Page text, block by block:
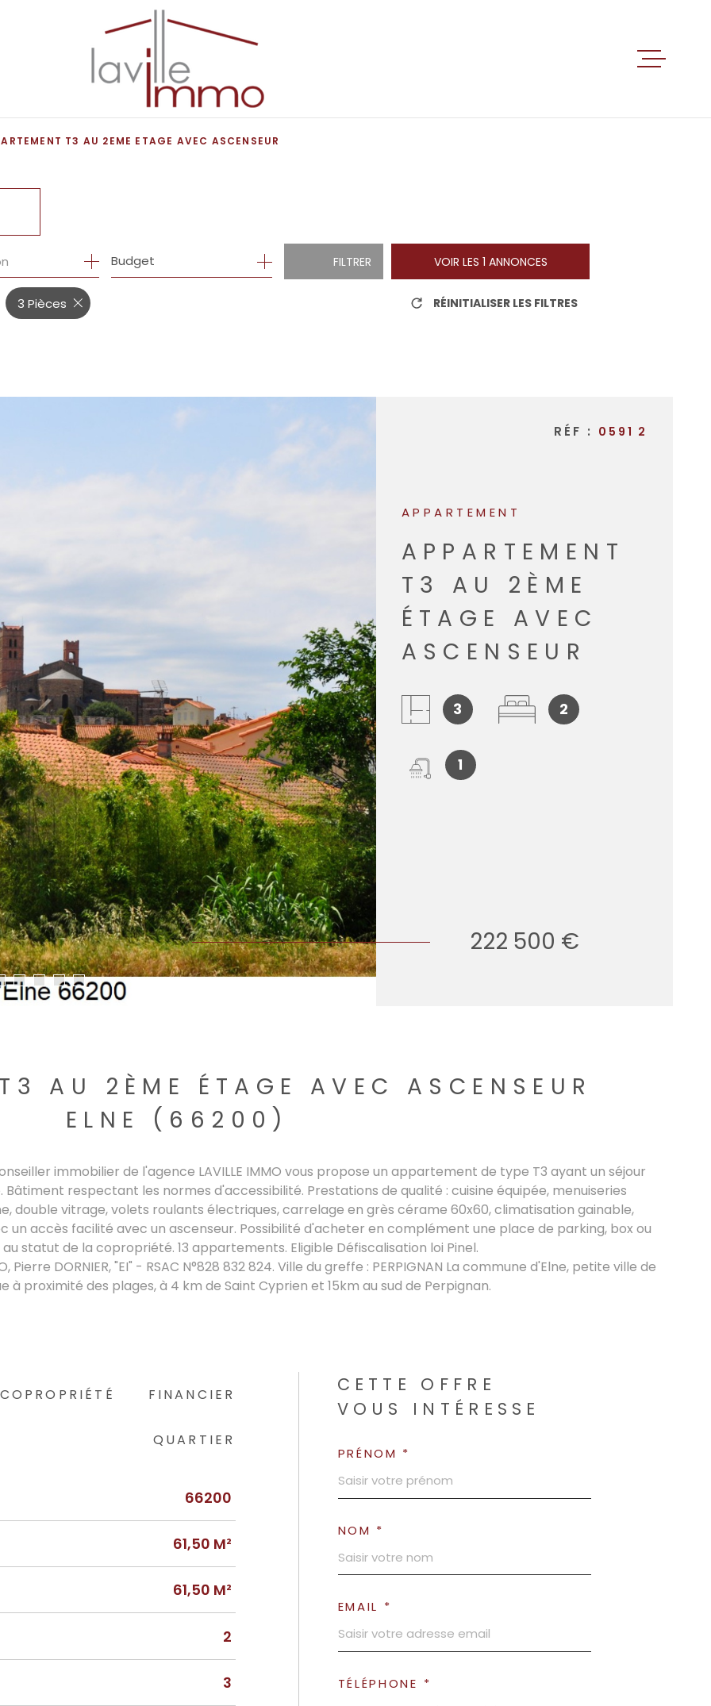
T3 AU 2EME ETAGE AVEC ASCENSEUR
Budget FILTRER VOIR LES 1 ANNONCES
3 Pièces RÉINITIALISER LES FILTRES
RÉF : 0591 2
APPARTEMENT
APPARTEMENT
T3 AU 2ÈME
ÉTAGE AVEC
ASCENSEUR
3 2
1
222 500 €
AU 2ÈME ÉTAGE AVEC ASCENSEUR
ELNE (66200)
immobilier de l'agence LAVILLE IMMO vous propose un appartement de type T3 ayant un séjour
respectant les normes d'accessibilité. Prestations de qualité : cuisine équipée, menuiseries
double vitrage, volets roulants électriques, carrelage en grès cérame 60x60, climatisation gainable,
un accès facilité avec un ascenseur. Possibilité d'acheter en complément une place de parking, box ou
au statut de la copropriété. 13 appartements. Eligible Défiscalisation loi Pinel.
Pierre DORNIER, "EI" - RSAC N°828 832 824. Ville du greffe : PERPIGNAN La commune d'Elne, petite ville de
à proximité des plages, à 4 km de Saint Cyprien et 15km au sud de Perpignan.
COPROPRIÉTÉ FINANCIER
QUARTIER
66200
61,50 M²
61,50 M²
2
3
CETTE OFFRE
VOUS INTÉRESSE
PRÉNOM *
NOM *
EMAIL *
TÉLÉPHONE *